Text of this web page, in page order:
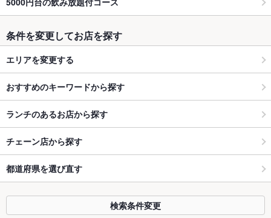
条件を変更してお店を探す
エリアを変更する
おすすめのキーワードから探す
ランチのあるお店から探す
チェーン店から探す
都道府県を選び直す
検索条件変更